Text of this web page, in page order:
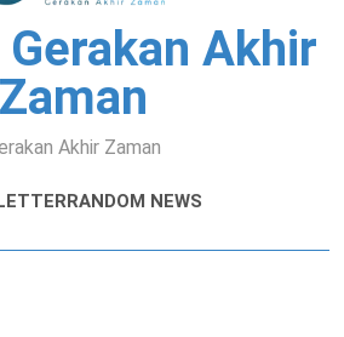
Akhir
Zaman
Akhir Zaman
RANDOM NEWS